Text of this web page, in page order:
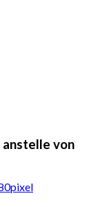
anstelle von